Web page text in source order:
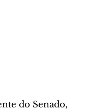
do Senado,